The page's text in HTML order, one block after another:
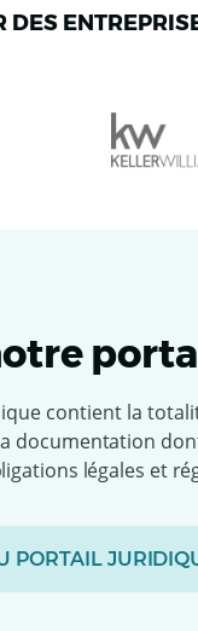
DES
contient la
documentation
légales et
PORTAIL